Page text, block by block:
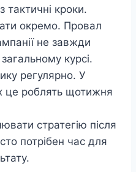
кроки.
окремо. Провал
не завжди
курсі.
регулярно. У
це роблять щотижня
стратегію після
потрібен час для